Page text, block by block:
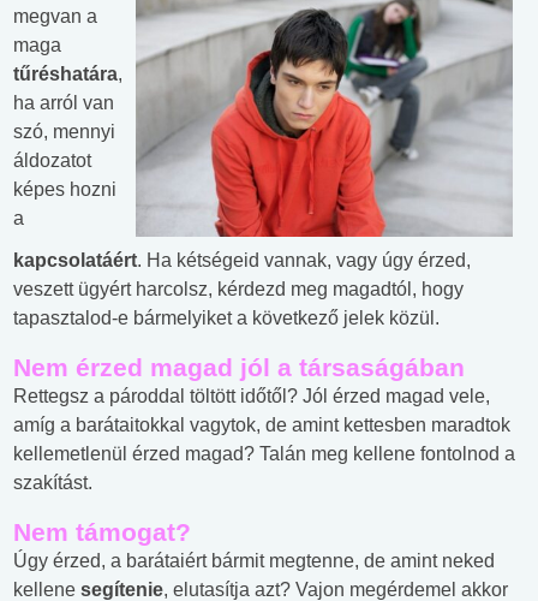
megvan a
maga
tűréshatára,
ha arról van
szó, mennyi
áldozatot
képes hozni
a
kapcsolatáért. Ha kétségeid vannak, vagy úgy érzed,
veszett ügyért harcolsz, kérdezd meg magadtól, hogy
tapasztalod-e bármelyiket a következő jelek közül.
Nem érzed magad jól a társaságában
Rettegsz a pároddal töltött időtől? Jól érzed magad vele,
amíg a barátaitokkal vagytok, de amint kettesben maradtok
kellemetlenül érzed magad? Talán meg kellene fontolnod a
szakítást.
Nem támogat?
Úgy érzed, a barátaiért bármit megtenne, de amint neked
kellene segítenie, elutasítja azt? Vajon megérdemel akkor